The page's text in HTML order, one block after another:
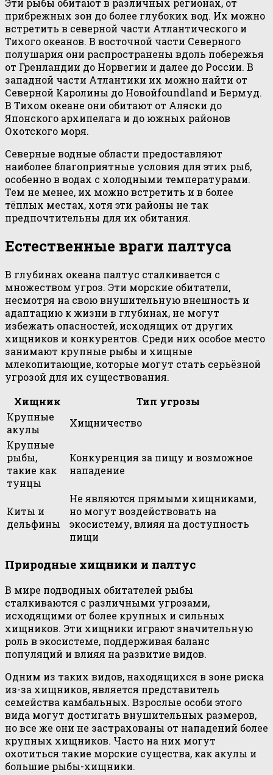
Эти рыбы обитают в различных регионах, от
прибрежных зон до более глубоких вод. Их можно
встретить в северной части Атлантического и
Тихого океанов. В восточной части Северного
полушария они распространены вдоль побережья
от Гренландии до Норвегии и далее до России. В
западной части Атлантики их можно найти от
Северной Каролины до Новойfoundland и Бермуд.
В Тихом океане они обитают от Аляски до
Японского архипелага и до южных районов
Охотского моря.
Северные водные области предоставляют
наиболее благоприятные условия для этих рыб,
особенно в водах с холодными температурами.
Тем не менее, их можно встретить и в более
тёплых местах, хотя эти районы не так
предпочтительны для их обитания.
Естественные враги палтуса
В глубинах океана палтус сталкивается с
множеством угроз. Эти морские обитатели,
несмотря на свою внушительную внешность и
адаптацию к жизни в глубинах, не могут
избежать опасностей, исходящих от других
хищников и конкурентов. Среди них особое место
занимают крупные рыбы и хищные
млекопитающие, которые могут стать серьёзной
угрозой для их существования.
Хищник
Тип угрозы
Крупные
акулы
Хищничество
Крупные
рыбы,
такие как
тунцы
Конкуренция за пищу и возможное
нападение
Киты и
дельфины
Не являются прямыми хищниками,
но могут воздействовать на
экосистему, влияя на доступность
пищи
Природные хищники и палтус
В мире подводных обитателей рыбы
сталкиваются с различными угрозами,
исходящими от более крупных и сильных
хищников. Эти хищники играют значительную
роль в экосистеме, поддерживая баланс
популяций и влияя на развитие видов.
Одним из таких видов, находящихся в зоне риска
из-за хищников, является представитель
семейства камбальных. Взрослые особи этого
вида могут достигать внушительных размеров,
но все же они не застрахованы от нападений более
крупных хищников. Часто на них могут
охотиться такие морские существа, как акулы и
большие рыбы-хищники.